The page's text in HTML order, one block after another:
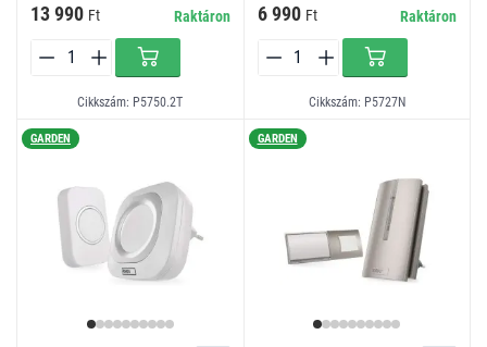
13 990 Ft Raktáron
Cikkszám: P5750.2T
6 990 Ft Raktáron
Cikkszám: P5727N
GARDEN GARDEN